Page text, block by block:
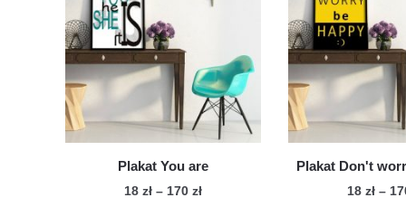
wariantów.
Opcje
można
wybrać
na
stronie
produktu
na
Plakat You are
18 zł – 170 złZakres
Plakat Don't
18 zł –